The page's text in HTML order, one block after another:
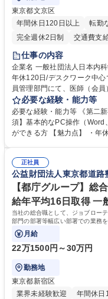
東京都文京区
年間休日120日以上
転勤
完全週休2日制
交通費支
仕事の内容
企業名 一般社団法人日本内科学会 求人名 第二新卒歓迎！【
年休120日/デスクワーク中心で残業少なめ 仕事
員管理部門にて、医師（会
テム入力、電話・FAX対応を
営事務局業務などにも幅広く携わって
入力業務】 ・医師（会員）
・年会費の徴収管理や入金デ
年休120日/デスクワーク中心
必要な経験・能力等
必要な経験・能力等 《第二
須】基本的なPC操作（Word
ができる方 【魅力点】 ・年休120日以上に加え、9時～17時の「実働7時
務（各種委員会運営）】 ・
整、資料作成、当日の運営サポート 学歴・資格 学歴：大学
力： 資格：
正社員
公益財団法人東京都道路
【都庁グループ】総
給年平均16日取得 一
当社の総合職として、ジョブロー
部門の部署等幅広い部署での業務
ております！ ※下記業務詳細
月給
22万1500円～30万円
勤務地
東京都新宿区
業界未経験歓迎
年間休日